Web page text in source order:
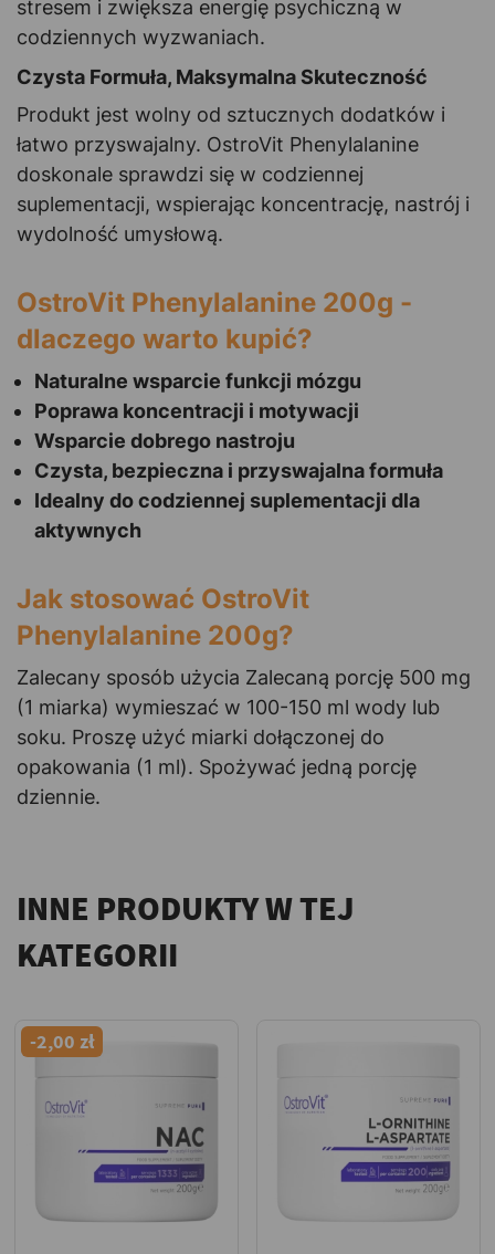
stresem i zwiększa energię psychiczną w
codziennych wyzwaniach.
Czysta Formuła, Maksymalna Skuteczność
Produkt jest wolny od sztucznych dodatków i
łatwo przyswajalny. OstroVit Phenylalanine
doskonale sprawdzi się w codziennej
suplementacji, wspierając koncentrację, nastrój i
wydolność umysłową.
OstroVit Phenylalanine 200g -
dlaczego warto kupić?
Naturalne wsparcie funkcji mózgu
Poprawa koncentracji i motywacji
Wsparcie dobrego nastroju
Czysta, bezpieczna i przyswajalna formuła
Idealny do codziennej suplementacji dla
aktywnych
Jak stosować OstroVit
Phenylalanine 200g?
Zalecany sposób użycia Zalecaną porcję 500 mg
(1 miarka) wymieszać w 100-150 ml wody lub
soku. Proszę użyć miarki dołączonej do
opakowania (1 ml). Spożywać jedną porcję
dziennie.
INNE PRODUKTY W TEJ
KATEGORII
-2,00 zł